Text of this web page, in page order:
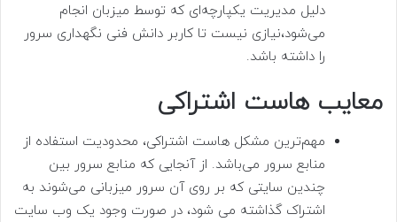
دلیل مدیریت یکپارچه‌ای که توسط میزبان انجام
می‌شود،نیازی نیست تا کاربر دانش فنی نگهداری سرور
را داشته باشد.
معایب هاست اشتراکی
مهم‌ترین مشکل هاست اشتراکی، محدودیت استفاده از
منابع سرور می‌باشد. از آنجایی که منابع سرور بین
چندین سایتی که بر روی آن سرور میزبانی می‌شوند به
اشتراک گذاشته می شود، در صورت وجود یک وب سایت